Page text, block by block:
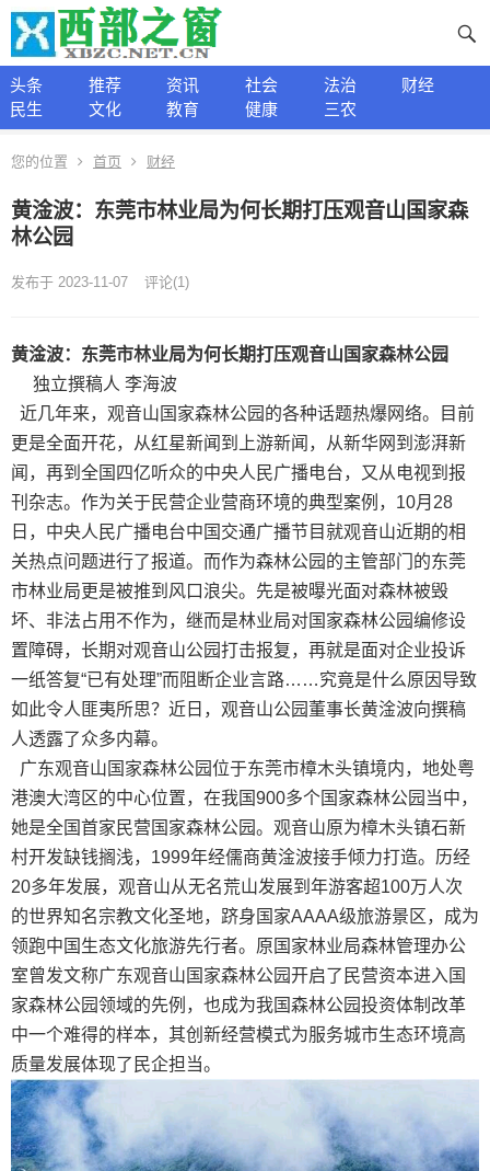
头条 推荐 资讯 社会 法治
财经
民生
文化 教育 健康 三农
您的位置 首页 财经
黄淦波：东莞市林业局为何长期打压观音山国家森
林公园
发布于 2023-11-07 评论(1)
黄淦波：东莞市林业局为何长期打压观音山国家森林公园
独立撰稿人 李海波
近几年来，观音山国家森林公园的各种话题热爆网络。目前
更是全面开花，从红星新闻到上游新闻，从新华网到澎湃新
闻，再到全国四亿听众的中央人民广播电台，又从电视到报
刊杂志。作为关于民营企业营商环境的典型案例，10月28
日，中央人民广播电台中国交通广播节目就观音山近期的相
关热点问题进行了报道。而作为森林公园的主管部门的东莞
市林业局更是被推到风口浪尖。先是被曝光面对森林被毁
坏、非法占用不作为，继而是林业局对国家森林公园编修设
置障碍，长期对观音山公园打击报复，再就是面对企业投诉
一纸答复“已有处理”而阻断企业言路……究竟是什么原因导致
如此令人匪夷所思？近日，观音山公园董事长黄淦波向撰稿
人透露了众多内幕。
广东观音山国家森林公园位于东莞市樟木头镇境内，地处粤
港澳大湾区的中心位置，在我国900多个国家森林公园当中，
她是全国首家民营国家森林公园。观音山原为樟木头镇石新
村开发缺钱搁浅，1999年经儒商黄淦波接手倾力打造。历经
20多年发展，观音山从无名荒山发展到年游客超100万人次
的世界知名宗教文化圣地，跻身国家AAAA级旅游景区，成为
领跑中国生态文化旅游先行者。原国家林业局森林管理办公
室曾发文称广东观音山国家森林公园开启了民营资本进入国
家森林公园领域的先例，也成为我国森林公园投资体制改革
中一个难得的样本，其创新经营模式为服务城市生态环境高
质量发展体现了民企担当。